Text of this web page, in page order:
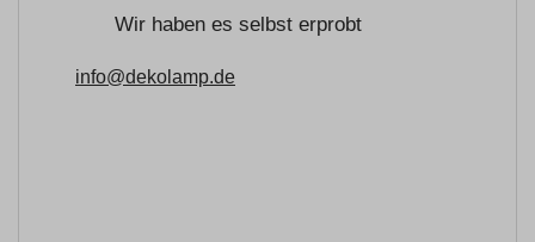
Wir haben es selbst erprobt
info@dekolamp.de